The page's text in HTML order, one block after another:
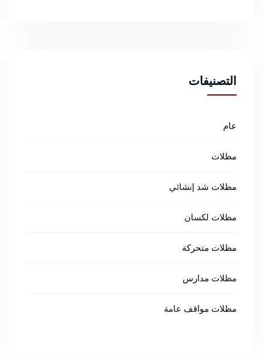
التصنيفات
عام
مظلات
مظلات شد إنشائي
مظلات لكسان
مظلات متحركة
مظلات مدارس
مظلات مواقف عامة